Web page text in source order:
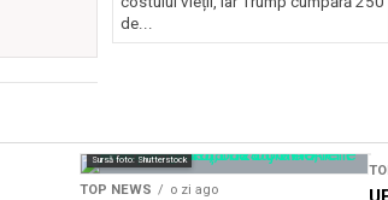
de...
Sursă foto: Shutterstock
TOP NEWS o zi ago